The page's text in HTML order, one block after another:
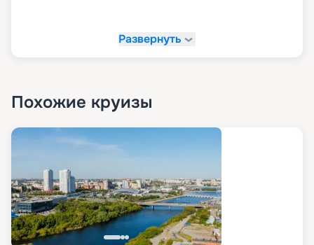
Развернуть
Похожие круизы